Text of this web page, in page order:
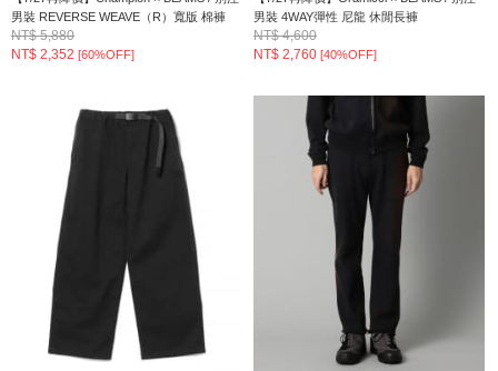
男裝 REVERSE WEAVE（R）寬版 棉褲
NT$ 5,880
NT$ 2,352 [60%OFF]
男裝 4WAY彈性 尼龍 休閒長褲
NT$ 4,600
NT$ 2,760[40%OFF]